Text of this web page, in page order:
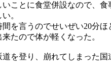
ことに食堂併設なので、
。
を言うのでせいぜい20分
たので体が軽くなった。
を登り、崩れてしまった